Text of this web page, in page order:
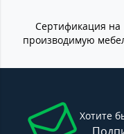
Сертификация на
производимую
Хотите